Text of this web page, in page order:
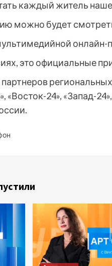
каждый житель
можно будет
онлайн-
это официальные
«Восток-24», «Запад-